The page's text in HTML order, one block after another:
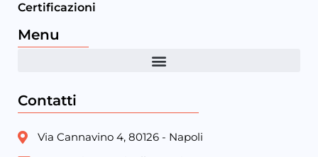
Certificazioni
Menu
Contatti
Via Cannavino 4, 80126 - Napoli